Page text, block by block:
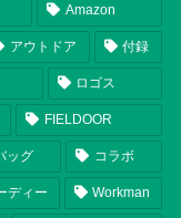
Amazon
アウトドア 付録
ロゴス
FIELDOOR
ッグ コラボ
ディー Workman